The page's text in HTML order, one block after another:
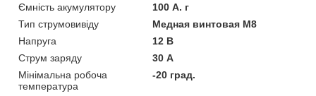
Ємність акумулятору
100 А. г
Тип струмовивіду
Медная винтовая М8
Напруга
12 В
Струм заряду
30 А
Мінімальна робоча
температура
-20 град.